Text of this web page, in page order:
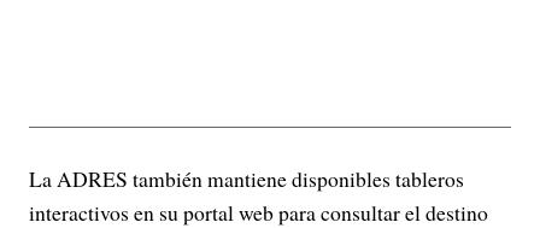
La ADRES también mantiene disponibles tableros
interactivos en su portal web para consultar el destino